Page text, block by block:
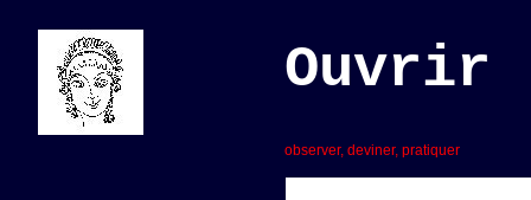
observer, deviner, pratiquer
Ouvrir